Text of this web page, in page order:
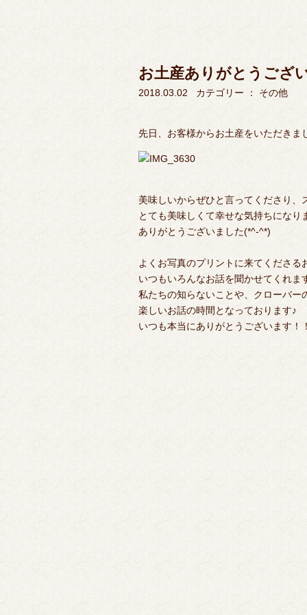
お土産ありがとうござ
2018.03.02 カテゴリー ： その他
先日、お客様からお土産をいただきま
美味しいからぜひと言ってくださり、
とても美味しくて幸せな気持ちになり
ありがとうございました(*^-^*)
よくお写真のプリントに来てくださる
いつもいろんなお話を聞かせてくれま
私たちの知らないことや、クローバー
楽しいお話の時間となっております♪
いつも本当にありがとうございます！